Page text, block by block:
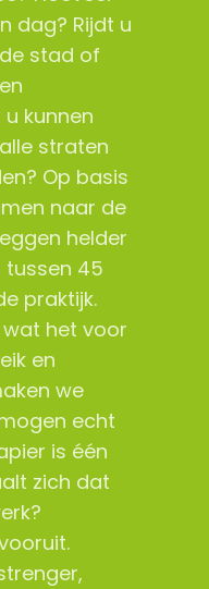
dag? Rijdt u
stad of
kunnen
straten
Op basis
naar de
helder
tussen 45
praktijk.
het voor
en
we
echt
is één
zich dat